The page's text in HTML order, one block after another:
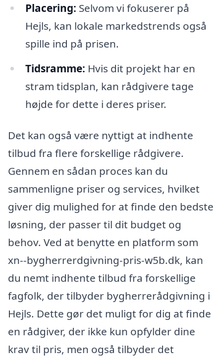
Placering: Selvom vi fokuserer på
Hejls, kan lokale markedstrends også
spille ind på prisen.
Tidsramme: Hvis dit projekt har en
stram tidsplan, kan rådgivere tage
højde for dette i deres priser.
Det kan også være nyttigt at indhente
tilbud fra flere forskellige rådgivere.
Gennem en sådan proces kan du
sammenligne priser og services, hvilket
giver dig mulighed for at finde den bedste
løsning, der passer til dit budget og
behov. Ved at benytte en platform som
xn--bygherrerdgivning-pris-w5b.dk, kan
du nemt indhente tilbud fra forskellige
fagfolk, der tilbyder bygherrerådgivning i
Hejls. Dette gør det muligt for dig at finde
en rådgiver, der ikke kun opfylder dine
krav til pris, men også tilbyder det